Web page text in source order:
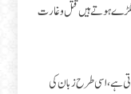
ہوتے ہیں قتل و غارت
ہے، اسی طرح زبان کی